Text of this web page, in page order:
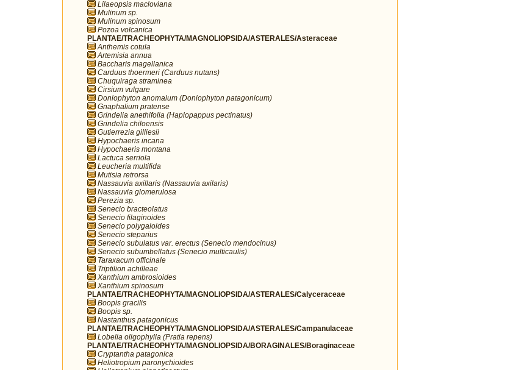
Lilaeopsis macloviana
Mulinum sp.
Mulinum spinosum
Pozoa volcanica
PLANTAE/TRACHEOPHYTA/MAGNOLIOPSIDA/ASTERALES/Asteraceae
Anthemis cotula
Artemisia annua
Baccharis magellanica
Carduus thoermeri (Carduus nutans)
Chuquiraga straminea
Cirsium vulgare
Doniophyton anomalum (Doniophyton patagonicum)
Gnaphalium pratense
Grindelia anethifolia (Haplopappus pectinatus)
Grindelia chiloensis
Gutierrezia gilliesii
Hypochaeris incana
Hypochaeris montana
Lactuca serriola
Leucheria multifida
Mutisia retrorsa
Nassauvia axillaris (Nassauvia axilaris)
Nassauvia glomerulosa
Perezia sp.
Senecio bracteolatus
Senecio filaginoides
Senecio polygaloides
Senecio steparius
Senecio subulatus var. erectus (Senecio mendocinus)
Senecio subumbellatus (Senecio multicaulis)
Taraxacum officinale
Triptilion achilleae
Xanthium ambrosioides
Xanthium spinosum
PLANTAE/TRACHEOPHYTA/MAGNOLIOPSIDA/ASTERALES/Calyceraceae
Boopis gracilis
Boopis sp.
Nastanthus patagonicus
PLANTAE/TRACHEOPHYTA/MAGNOLIOPSIDA/ASTERALES/Campanulaceae
Lobelia oligophylla (Pratia repens)
PLANTAE/TRACHEOPHYTA/MAGNOLIOPSIDA/BORAGINALES/Boraginaceae
Cryptantha patagonica
Heliotropium paronychioides